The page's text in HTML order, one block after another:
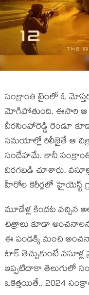
సంక్రాంతి టైంలో ఓ
మోగిపోతుంది. ఈసారి ఆ
వీరసింహారెడ్డి రెండూ
సమయాల్లో రిలీజైతే ఆ
సందేహమే. కానీ సంక్రాంతి
విరగబడి చూశారు.
హీరోల కెరీర్లలో హైయెస్ట్
మూడేళ్ల కిందట వచ్చిన
చిత్రాలు కూడా
ఈ పండక్కి మంచి
టాక్ తెచ్చుకుంటే
ఇప్పటిదాకా తెలుగులో
ఒకెత్తయితే.. 2024